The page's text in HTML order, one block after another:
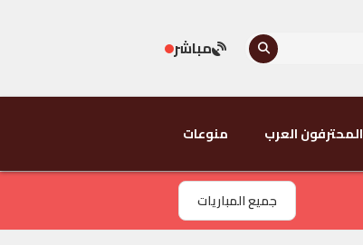
مباشر
المحترفون العرب منوعات
جميع المباريات